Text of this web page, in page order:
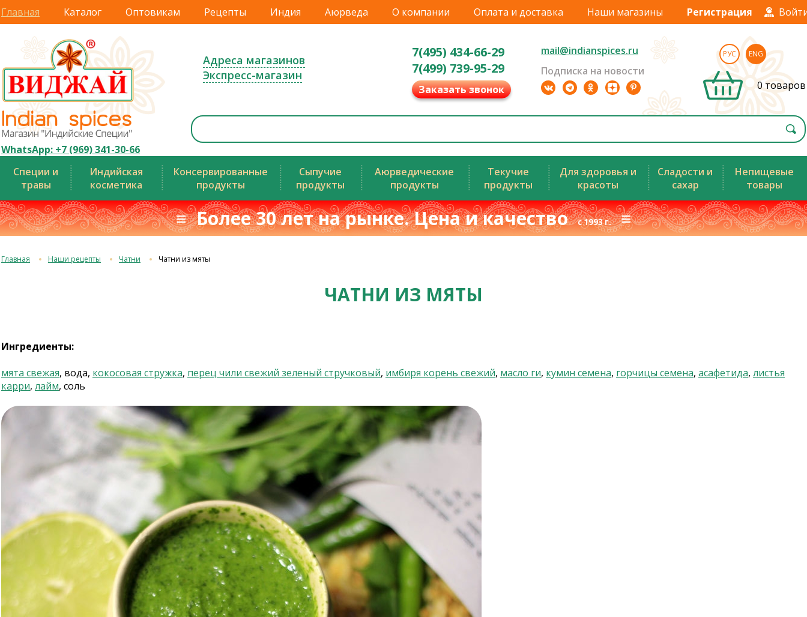
Главная Каталог Оптовикам Рецепты Индия Аюрведа О компании Оплата и доставка Наши магазины Регистрация
WhatsApp: +7 (969) 341-30-66
Адреса магазинов
Экспресс-магазин
7(495) 434-66-29
7(499) 739-95-29
Заказать звонок
mail@indianspices.ru
Подписка на новости
РУС ENG
0 товаров
Специи и
травы
Индийская
косметика
Консервированные
продукты
Сыпучие
продукты
Аюрведические
продукты
Текучие
продукты
Для здоровья и
красоты
Сладости и
сахар
Непищевые
товары
≡ Более 30 лет на рынке. Цена и качествос 1993 г.≡
Главная Наши рецепты Чатни Чатни из мяты
ЧАТНИ ИЗ МЯТЫ
Ингредиенты:
мята свежая, вода, кокосовая стружка, перец чили свежий зеленый стручковый, имбиря корень свежий, масло ги, кумин семена, горчицы семена, асафетида, листья
карри, лайм, соль